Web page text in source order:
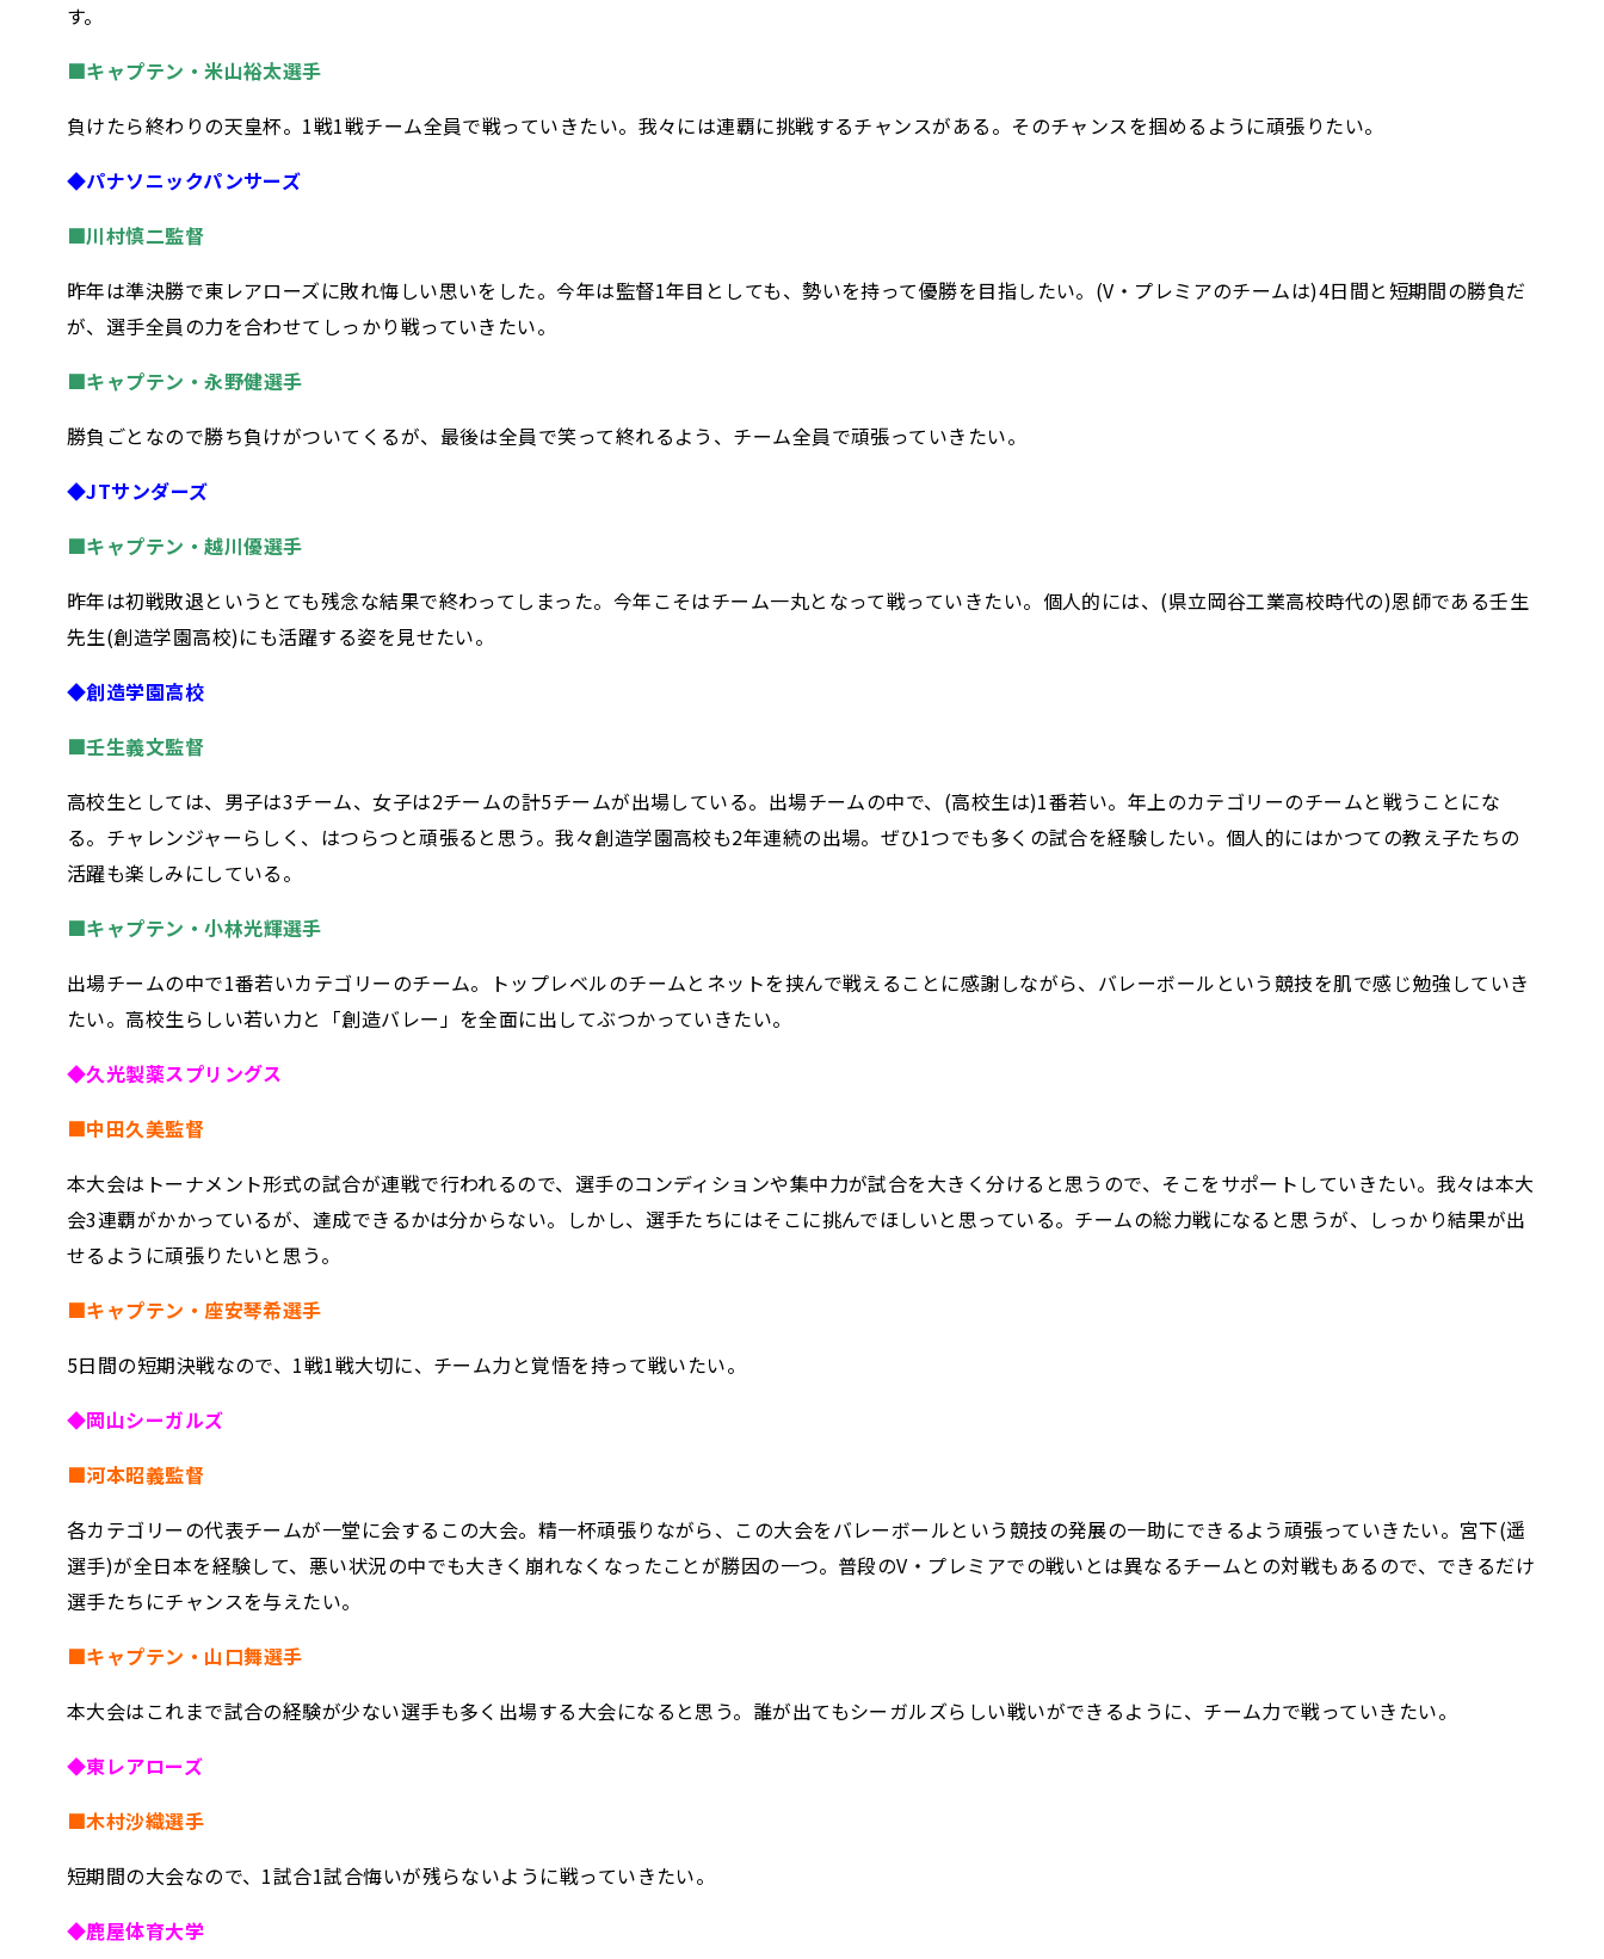
す。
■キャプテン・米山裕太選手
負けたら終わりの天皇杯。1戦1戦チーム全員で戦っていきたい。我々には連覇に挑戦するチャンスがある。そのチャンスを掴めるように頑張りたい。
◆パナソニックパンサーズ
■川村慎二監督
昨年は準決勝で東レアローズに敗れ悔しい思いをした。今年は監督1年目としても、勢いを持って優勝を目指したい。(V・プレミアのチームは)4日間と短期間の勝負だ
が、選手全員の力を合わせてしっかり戦っていきたい。
■キャプテン・永野健選手
勝負ごとなので勝ち負けがついてくるが、最後は全員で笑って終れるよう、チーム全員で頑張っていきたい。
◆JTサンダーズ
■キャプテン・越川優選手
昨年は初戦敗退というとても残念な結果で終わってしまった。今年こそはチーム一丸となって戦っていきたい。個人的には、(県立岡谷工業高校時代の)恩師である壬生
先生(創造学園高校)にも活躍する姿を見せたい。
◆創造学園高校
■壬生義文監督
高校生としては、男子は3チーム、女子は2チームの計5チームが出場している。出場チームの中で、(高校生は)1番若い。年上のカテゴリーのチームと戦うことにな
る。チャレンジャーらしく、はつらつと頑張ると思う。我々創造学園高校も2年連続の出場。ぜひ1つでも多くの試合を経験したい。個人的にはかつての教え子たちの
活躍も楽しみにしている。
■キャプテン・小林光輝選手
出場チームの中で1番若いカテゴリーのチーム。トップレベルのチームとネットを挟んで戦えることに感謝しながら、バレーボールという競技を肌で感じ勉強していき
たい。高校生らしい若い力と「創造バレー」を全面に出してぶつかっていきたい。
◆久光製薬スプリングス
■中田久美監督
本大会はトーナメント形式の試合が連戦で行われるので、選手のコンディションや集中力が試合を大きく分けると思うので、そこをサポートしていきたい。我々は本大
会3連覇がかかっているが、達成できるかは分からない。しかし、選手たちにはそこに挑んでほしいと思っている。チームの総力戦になると思うが、しっかり結果が出
せるように頑張りたいと思う。
■キャプテン・座安琴希選手
5日間の短期決戦なので、1戦1戦大切に、チーム力と覚悟を持って戦いたい。
◆岡山シーガルズ
■河本昭義監督
各カテゴリーの代表チームが一堂に会するこの大会。精一杯頑張りながら、この大会をバレーボールという競技の発展の一助にできるよう頑張っていきたい。宮下(遥
選手)が全日本を経験して、悪い状況の中でも大きく崩れなくなったことが勝因の一つ。普段のV・プレミアでの戦いとは異なるチームとの対戦もあるので、できるだけ
選手たちにチャンスを与えたい。
■キャプテン・ 山口舞選手
本大会はこれまで試合の経験が少ない選手も多く出場する大会になると思う。誰が出てもシーガルズらしい戦いができるように、チーム力で戦っていきたい。
◆東レアローズ
■木村沙織選手
短期間の大会なので、1試合1試合悔いが残らないように戦っていきたい。
◆鹿屋体育大学